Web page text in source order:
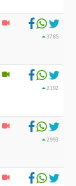
3785
2192
2993